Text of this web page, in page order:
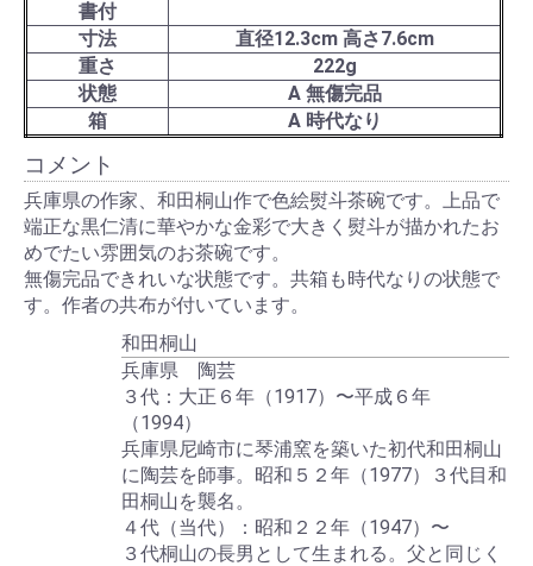
書付
寸法
直径12.3cm 高さ7.6cm
重さ
222g
状態
A 無傷完品
箱
A 時代なり
コメント
兵庫県の作家、和田桐山作で色絵熨斗茶碗です。上品で
端正な黒仁清に華やかな金彩で大きく熨斗が描かれたお
めでたい雰囲気のお茶碗です。
無傷完品できれいな状態です。共箱も時代なりの状態で
す。作者の共布が付いています。
和田桐山
兵庫県 陶芸
３代：大正６年（1917）〜平成６年
（1994）
兵庫県尼崎市に琴浦窯を築いた初代和田桐山
に陶芸を師事。昭和５２年（1977）３代目和
田桐山を襲名。
４代（当代）：昭和２２年（1947）〜
３代桐山の長男として生まれる。父と同じく